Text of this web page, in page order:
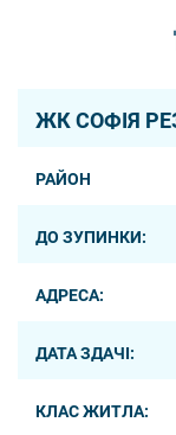
ЖК СОФІЯ
РАЙОН
ДО ЗУПИНКИ:
АДРЕСА:
ДАТА ЗДАЧІ:
КЛАС ЖИТЛА: